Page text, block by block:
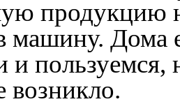
продукцию
машину. Дома
и
возникло.